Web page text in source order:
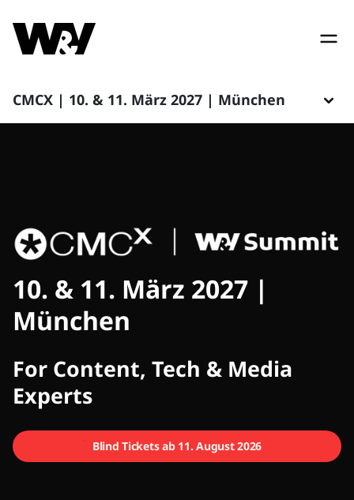
CMCX | 10. & 11. März 2027 | München
CMCX
10. & 11. März 2027 |
München
For Content, Tech & Media
Experts
Blind Tickets ab 11. August 2026